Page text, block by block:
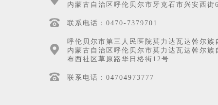
内蒙古自治区呼伦贝尔市牙克石市兴安西街
联系电话：0470-7379701
呼伦贝尔市第三人民医院莫力达瓦达斡尔
内蒙古自治区呼伦贝尔市莫力达瓦达斡尔族
布西社区草原路华日格街12号
联系电话：04704973777